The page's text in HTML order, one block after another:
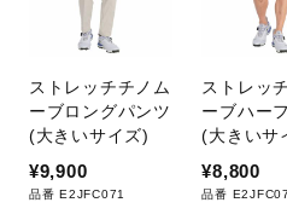
取扱店一覧
弱い操作に
グができる
サイズ
ストレッチチノム
ーブロングパンツ
(大きいサイズ)
¥9,900
品番 E2JFC071
ストレッ
ーブハー
(大きいサ
¥8,800
品番